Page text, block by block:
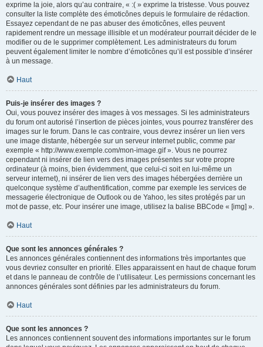
exprime la joie, alors qu’au contraire, « :( » exprime la tristesse. Vous pouvez
consulter la liste complète des émoticônes depuis le formulaire de rédaction.
Essayez cependant de ne pas abuser des émoticônes, elles peuvent
rapidement rendre un message illisible et un modérateur pourrait décider de le
modifier ou de le supprimer complètement. Les administrateurs du forum
peuvent également limiter le nombre d’émoticônes qu’il est possible d’insérer
à un message.
Haut
Puis-je insérer des images ?
Oui, vous pouvez insérer des images à vos messages. Si les administrateurs
du forum ont autorisé l’insertion de pièces jointes, vous pourrez transférer des
images sur le forum. Dans le cas contraire, vous devrez insérer un lien vers
une image distante, hébergée sur un serveur internet public, comme par
exemple « http://www.exemple.com/mon-image.gif ». Vous ne pourrez
cependant ni insérer de lien vers des images présentes sur votre propre
ordinateur (à moins, bien évidemment, que celui-ci soit en lui-même un
serveur internet), ni insérer de lien vers des images hébergées derrière un
quelconque système d’authentification, comme par exemple les services de
messagerie électronique de Outlook ou de Yahoo, les sites protégés par un
mot de passe, etc. Pour insérer une image, utilisez la balise BBCode « [img] ».
Haut
Que sont les annonces générales ?
Les annonces générales contiennent des informations très importantes que
vous devriez consulter en priorité. Elles apparaissent en haut de chaque forum
et dans le panneau de contrôle de l’utilisateur. Les permissions concernant les
annonces générales sont définies par les administrateurs du forum.
Haut
Que sont les annonces ?
Les annonces contiennent souvent des informations importantes sur le forum